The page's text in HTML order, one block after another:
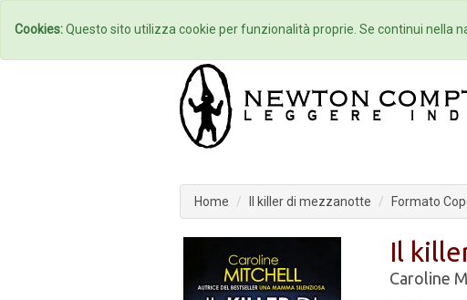
Home Autori
Home Il killer di mezzanotte Formato
Il
Caroline
Cookies:Questo sito utilizza cookie per funzionalità proprie. Se continui nella